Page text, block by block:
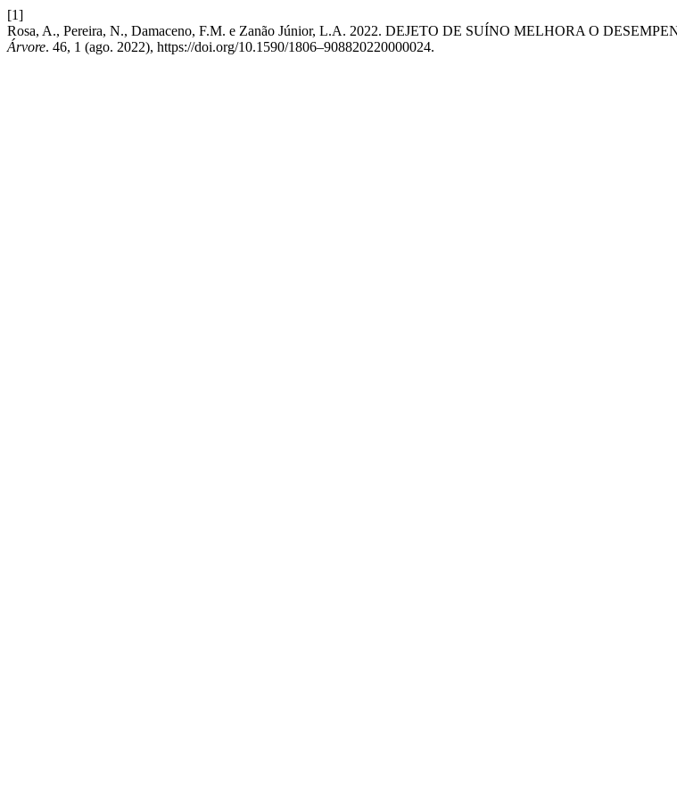
[1]
Rosa, A., Pereira, N., Damaceno, F.M. e Zanão Júnior, L.A. 2022. DEJETO DE SUÍNO MELHORA O
Árvore. 46, 1 (ago. 2022), https://doi.org/10.1590/1806–908820220000024.